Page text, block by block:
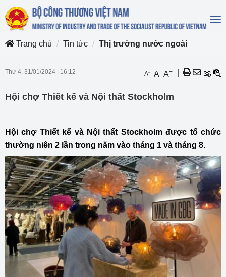
Trang chủ
Tin tức Thị trường nước ngoài
Thứ 4, 31/01/2024 16:12 A- A A+
Hội chợ Thiết kế và Nội thất Stockholm
Hội chợ Thiết kế và Nội thất Stockholm được tổ chức
thường niên 2 lần trong năm vào tháng 1 và tháng 8.